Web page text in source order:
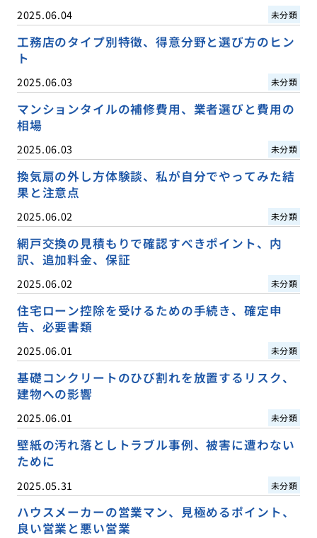
2025.06.04 未分類
工務店のタイプ別特徴、得意分野と選び方のヒン
ト
2025.06.03 未分類
マンションタイルの補修費用、業者選びと費用の
相場
2025.06.03 未分類
換気扇の外し方体験談、私が自分でやってみた結
果と注意点
2025.06.02 未分類
網戸交換の見積もりで確認すべきポイント、内
訳、追加料金、保証
2025.06.02 未分類
住宅ローン控除を受けるための手続き、確定申
告、必要書類
2025.06.01 未分類
基礎コンクリートのひび割れを放置するリスク、
建物への影響
2025.06.01 未分類
壁紙の汚れ落としトラブル事例、被害に遭わない
ために
2025.05.31 未分類
ハウスメーカーの営業マン、見極めるポイント、
良い営業と悪い営業